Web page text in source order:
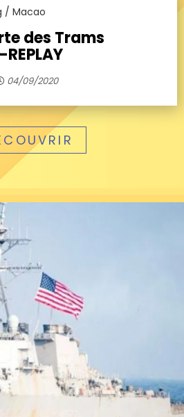
/ Macao
des Trams
04/09/2020